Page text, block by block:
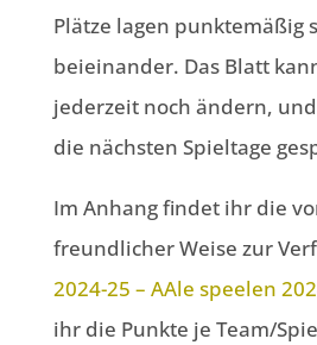
Plätze lagen punktemäßig
beieinander. Das Blatt
jederzeit noch ändern,
die nächsten Spieltage
Im Anhang findet ihr die
freundlicher Weise zur
2024-25 – AAle speelen
ihr die Punkte je Team/